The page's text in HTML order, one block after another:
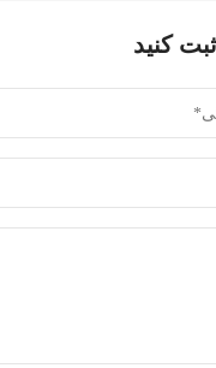
کنید